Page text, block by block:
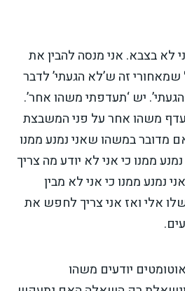
לא בצבא. אני מנסה להבין את
שמאחורי זה ש’לא הגעתי’ לדבר
יש ‘תעדפתי משהו אחר’.
משהו אחר על פני המשבצת
מדובר במשהו שאני נמנע ממנו
ממנו כי אני לא יודע מה צריך
נמנע ממנו כי אני לא מבין
אלי ואז אני צריך לחפש את
יודעים משהו